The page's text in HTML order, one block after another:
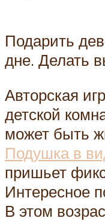
Подарить
дне. Делать
Авторская
детской
может быть
Подушка в
пришьет
Интересное
В этом